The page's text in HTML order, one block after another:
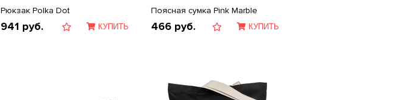
Рюкзак Polka Dot
941 руб. КУПИТЬ
Поясная сумка Pink Marble
466 руб. КУПИТЬ